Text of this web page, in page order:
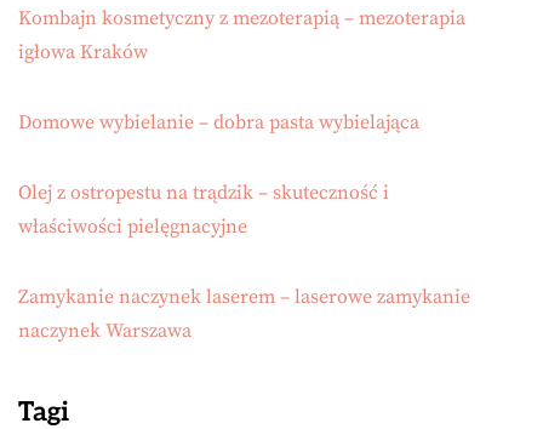
Kombajn kosmetyczny z mezoterapią – mezoterapia
igłowa Kraków
Domowe wybielanie – dobra pasta wybielająca
Olej z ostropestu na trądzik – skuteczność i
właściwości pielęgnacyjne
Zamykanie naczynek laserem – laserowe zamykanie
naczynek Warszawa
Tagi